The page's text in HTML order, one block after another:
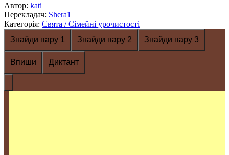
Автор: kati
Перекладач: Shera1
Категорія: Свята / Сімейні урочистості
Знайди пару 1
Знайди пару 2 Знайди пару 3
Впиши Диктант